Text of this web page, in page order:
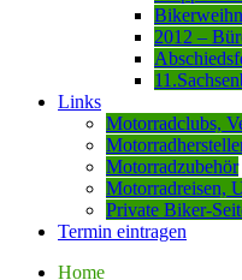
2012 –
Links
Motorradclubs,
Motorradzubehör
Motorradreisen,
Private Biker-
Termin eintragen
Home